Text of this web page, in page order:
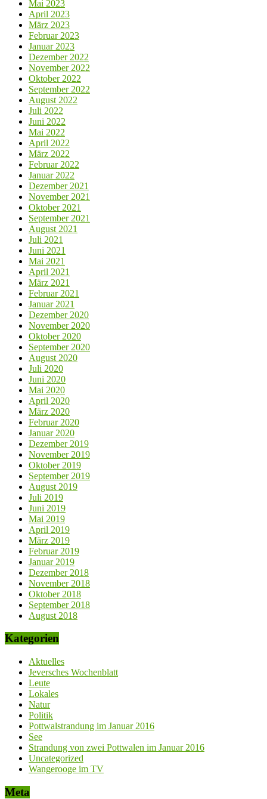
Mai 2023
April 2023
März 2023
Februar 2023
Januar 2023
Dezember 2022
November 2022
Oktober 2022
September 2022
August 2022
Juli 2022
Juni 2022
Mai 2022
April 2022
März 2022
Februar 2022
Januar 2022
Dezember 2021
November 2021
Oktober 2021
September 2021
August 2021
Juli 2021
Juni 2021
Mai 2021
April 2021
März 2021
Februar 2021
Januar 2021
Dezember 2020
November 2020
Oktober 2020
September 2020
August 2020
Juli 2020
Juni 2020
Mai 2020
April 2020
März 2020
Februar 2020
Januar 2020
Dezember 2019
November 2019
Oktober 2019
September 2019
August 2019
Juli 2019
Juni 2019
Mai 2019
April 2019
März 2019
Februar 2019
Januar 2019
Dezember 2018
November 2018
Oktober 2018
September 2018
August 2018
Kategorien
Aktuelles
Jeversches Wochenblatt
Leute
Lokales
Natur
Politik
Pottwalstrandung im Januar 2016
See
Strandung von zwei Pottwalen im Januar 2016
Uncategorized
Wangerooge im TV
Meta